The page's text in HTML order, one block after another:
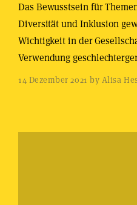
Das Bewusstsein für
Diversität und Inklusion
Wichtigkeit in der
Verwendung
14 Dezember 2021 by Alisa